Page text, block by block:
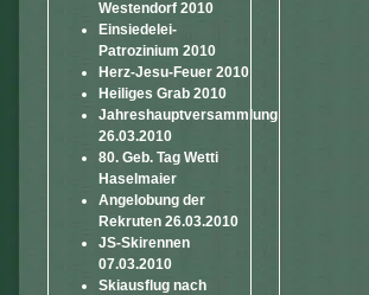
Westendorf 2010
Einsiedelei-
Patrozinium 2010
Herz-Jesu-Feuer 2010
Heiliges Grab 2010
Jahreshauptversammlung
26.03.2010
80. Geb. Tag Wetti
Haselmaier
Angelobung der
Rekruten 26.03.2010
JS-Skirennen
07.03.2010
Skiausflug nach